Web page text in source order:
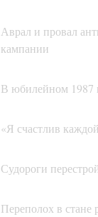
Аврал и провал
кампании
В юбилейном 1987
«Я счастлив
Судороги
Переполох в стане